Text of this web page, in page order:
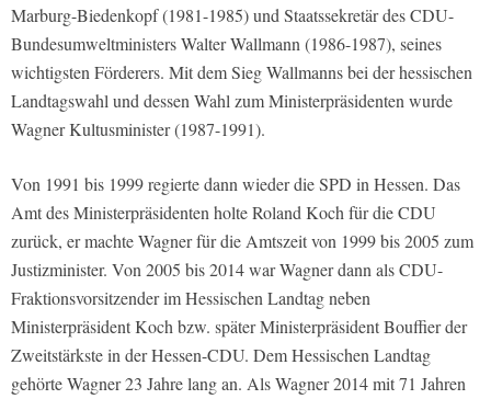
Marburg-Biedenkopf (1981-1985) und Staatssekretär des CDU-
Bundesumweltministers Walter Wallmann (1986-1987), seines
wichtigsten Förderers. Mit dem Sieg Wallmanns bei der hessischen
Landtagswahl und dessen Wahl zum Ministerpräsidenten wurde
Wagner Kultusminister (1987-1991).
Von 1991 bis 1999 regierte dann wieder die SPD in Hessen. Das
Amt des Ministerpräsidenten holte Roland Koch für die CDU
zurück, er machte Wagner für die Amtszeit von 1999 bis 2005 zum
Justizminister. Von 2005 bis 2014 war Wagner dann als CDU-
Fraktionsvorsitzender im Hessischen Landtag neben
Ministerpräsident Koch bzw. später Ministerpräsident Bouffier der
Zweitstärkste in der Hessen-CDU. Dem Hessischen Landtag
gehörte Wagner 23 Jahre lang an. Als Wagner 2014 mit 71 Jahren